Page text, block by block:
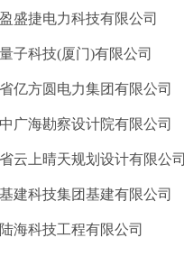
捷电力科技有限公司
科技(厦门)有限公司
方圆电力集团有限公司
海勘察设计院有限公司
上晴天规划设计有限公司
科技集团基建有限公司
科技工程有限公司